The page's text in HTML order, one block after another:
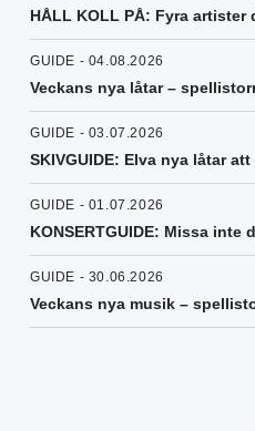
HÅLL KOLL PÅ: Fyra artister
GUIDE - 04.08.2026
Veckans nya låtar –
GUIDE - 03.07.2026
SKIVGUIDE: Elva nya låtar
GUIDE - 01.07.2026
KONSERTGUIDE: Missa inte
GUIDE - 30.06.2026
Veckans nya musik –